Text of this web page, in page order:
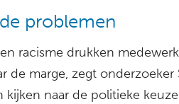
problemen
racisme drukken
de marge, zegt onderzoeker
kijken naar de politieke